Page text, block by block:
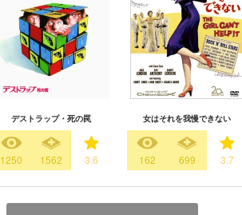
デストラップ・死の罠
1250 1562 3.6
女はそれを我慢できない
162 699 3.7